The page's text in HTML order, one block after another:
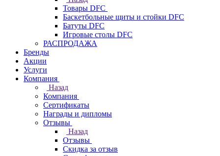
Товары DFC
Баскетбольные щиты и стойки DFC
Батуты DFC
Игровые столы DFC
РАСПРОДАЖА
Бренды
Акции
Услуги
Компания
Назад
Компания
Сертификаты
Награды и дипломы
Отзывы
Назад
Отзывы
Скидка за отзыв